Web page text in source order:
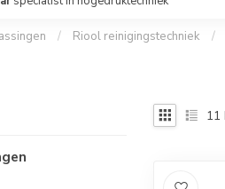
/ Riool reinigingstechniek /
11